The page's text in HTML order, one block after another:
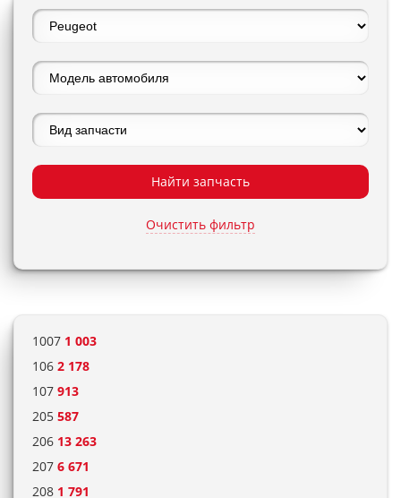
Найти запчасть
Очистить фильтр
1007 1 003
106 2 178
107 913
205 587
206 13 263
207 6 671
208 1 791